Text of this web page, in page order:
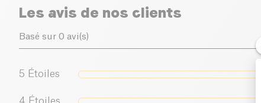
Les avis de nos clients
Basé sur 0 avi(s)
5 Étoiles